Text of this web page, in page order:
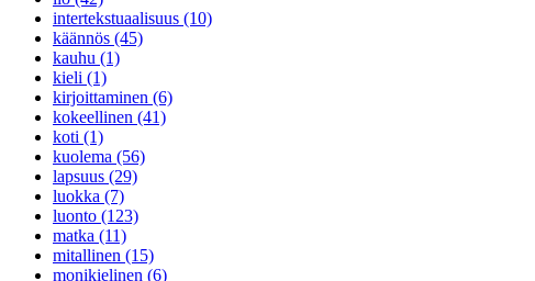
intertekstuaalisuus (10)
käännös (45)
kauhu (1)
kieli (1)
kirjoittaminen (6)
kokeellinen (41)
koti (1)
kuolema (56)
lapsuus (29)
luokka (7)
luonto (123)
matka (11)
mitallinen (15)
monikielinen (6)